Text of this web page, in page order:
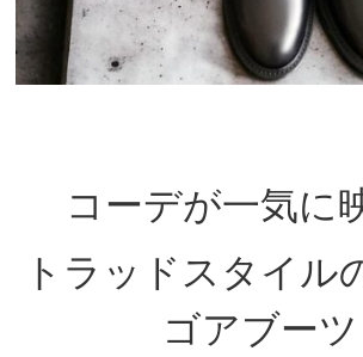
コーデが一気に
トラッドスタイル
ゴアブーツ